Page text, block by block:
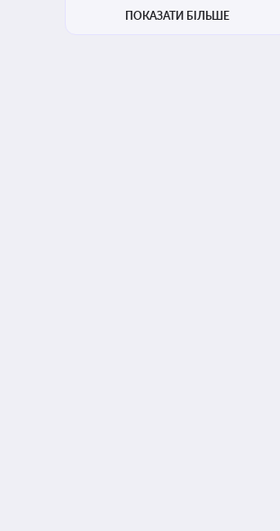
ПОКАЗАТИ БІЛЬШЕ